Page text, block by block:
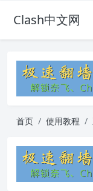
Clash中文网
首页 使用教程